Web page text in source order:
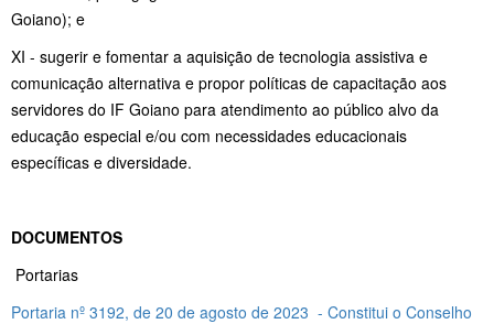
Goiano); e
XI - sugerir e fomentar a aquisição de tecnologia assistiva e
comunicação alternativa e propor políticas de capacitação aos
servidores do IF Goiano para atendimento ao público alvo da
educação especial e/ou com necessidades educacionais
específicas e diversidade.
DOCUMENTOS
Portarias
Portaria nº 3192, de 20 de agosto de 2023 - Constitui o Conselho